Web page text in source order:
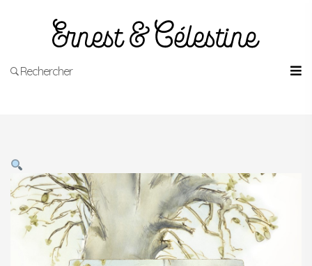
Rechercher